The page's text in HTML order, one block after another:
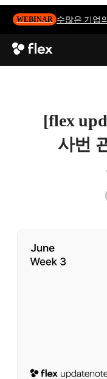
WEBINAR 수많은 기업
[flex
사번